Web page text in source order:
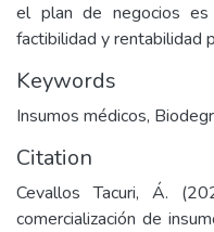
el plan de negocios
factibilidad y rentabilidad
Keywords
Insumos médicos,
Citation
Cevallos Tacuri, Á.
comercialización de